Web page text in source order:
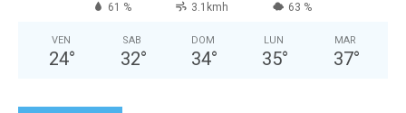
61 % 3.1kmh 63 %
VEN
24°
SAB
32°
DOM
34°
LUN
35°
MAR
37°